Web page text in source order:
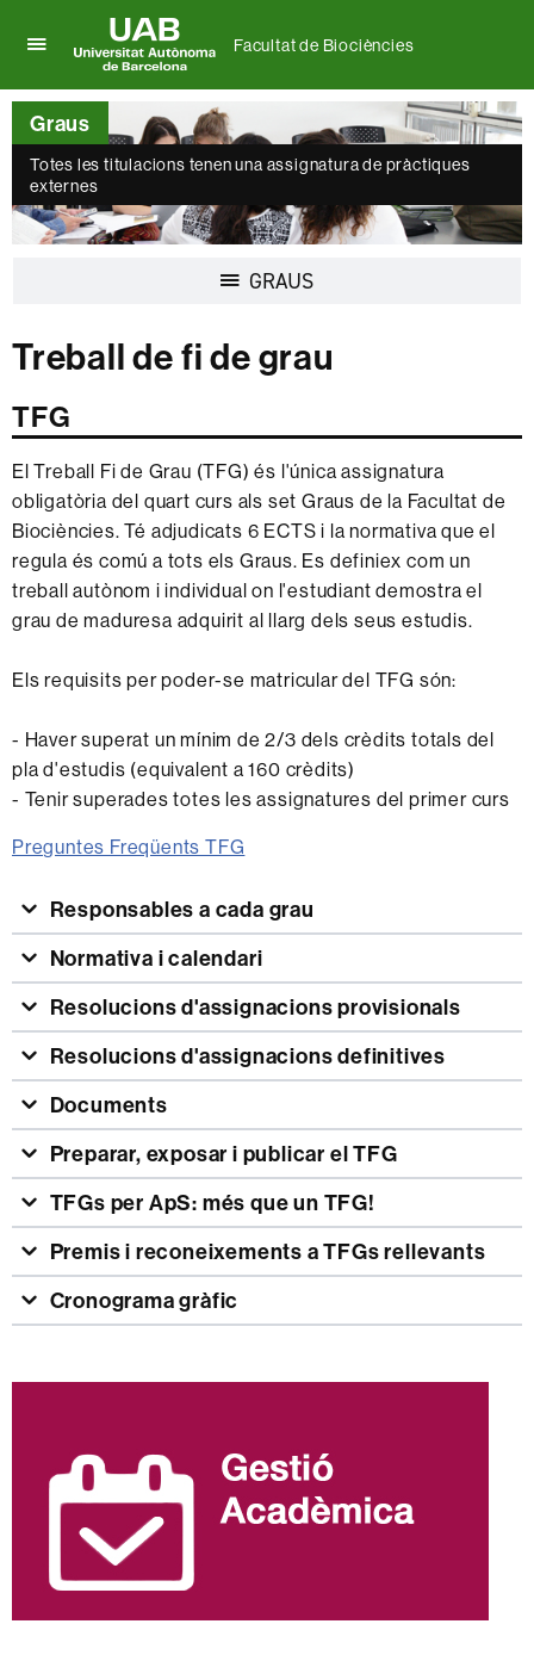
per
desplegar
el
menú
de
Facultat
de
Universitat
Autònoma
Barcelona
Facultat de Biociències
Graus
Totes les titulacions tenen una assignatura de pràctiques
externes
GRAUS
Treball de fi de grau
TFG
El Treball Fi de Grau (TFG) és l'única assignatura
obligatòria del quart curs als set Graus de la Facultat de
Biociències. Té adjudicats 6 ECTS i la normativa que el
regula és comú a tots els Graus. Es definiex com un
treball autònom i individual on l'estudiant demostra el
grau de maduresa adquirit al llarg dels seus estudis.
Els requisits per poder-se matricular del TFG són:
- Haver superat un mínim de 2/3 dels crèdits totals del
pla d'estudis (equivalent a 160 crèdits)
- Tenir superades totes les assignatures del primer curs
Preguntes Freqüents TFG
Responsables a cada grau
Normativa i calendari
Resolucions d'assignacions provisionals
Resolucions d'assignacions definitives
Documents
Preparar, exposar i publicar el TFG
TFGs per ApS: més que un TFG!
Premis i reconeixements a TFGs rellevants
Cronograma gràfic
Informació